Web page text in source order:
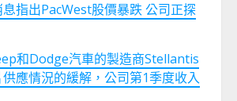
息指出PacWest股價暴跌 公司正探
和Dodge汽車的製造商Stellantis
應情況的緩解，公司第1季度收入